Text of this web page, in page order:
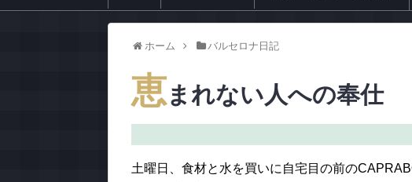
ホーム バルセロナ日記
恵まれない人への奉仕
土曜日、食材と水を買いに自宅目の前の